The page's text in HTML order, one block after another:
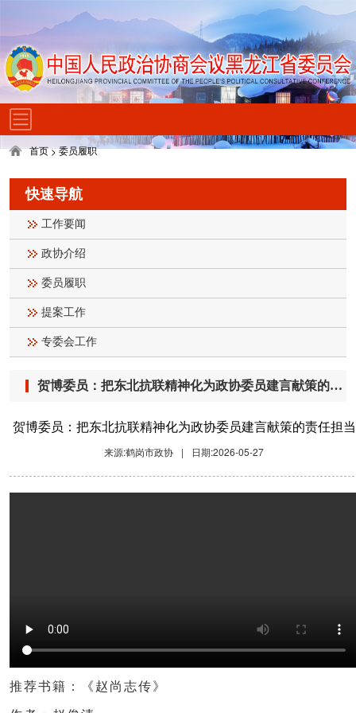
首页>委员履职
快速导航
工作要闻
政协介绍
委员履职
提案工作
专委会工作
贺博委员：把东北抗联精神化为政协委员建言献策的责任担当
贺博委员：把东北抗联精神化为政协委员建言献策的责任担当
来源:鹤岗市政协
| 日期:2026-05-27
推荐书籍： 《赵尚志传》